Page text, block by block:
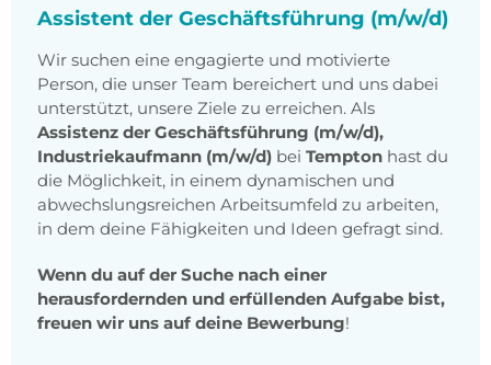
Assistent der Geschäftsführung (m/w/d)
Wir suchen eine engagierte und motivierte
Person, die unser Team bereichert und uns dabei
unterstützt, unsere Ziele zu erreichen. Als
Assistenz der Geschäftsführung (m/w/d),
Industriekaufmann (m/w/d) bei Tempton hast du
die Möglichkeit, in einem dynamischen und
abwechslungsreichen Arbeitsumfeld zu arbeiten,
in dem deine Fähigkeiten und Ideen gefragt sind.
Wenn du auf der Suche nach einer
herausfordernden und erfüllenden Aufgabe bist,
freuen wir uns auf deine Bewerbung!